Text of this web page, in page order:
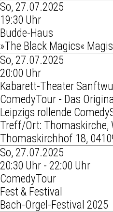
So, 27.07.2025
19:30 Uhr
Budde-Haus
»The Black Magics«
So, 27.07.2025
20:00 Uhr
Kabarett-Theater
ComedyTour - Das
Leipzigs rollende
Treff/Ort: Thomaskirche,
Thomaskirchhof 18,
So, 27.07.2025
20:30 Uhr - 22:00 Uhr
ComedyTour
Fest & Festival
Bach-Orgel-Festival 2025